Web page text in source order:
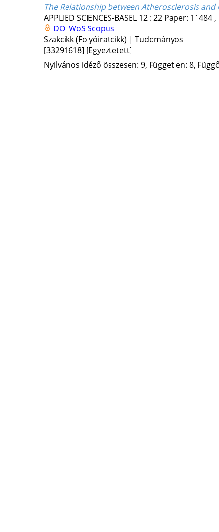
The Relationship between Atherosclerosis
APPLIED SCIENCES-BASEL 12: 22 Paper: 11484
DOI WoS Scopus
Szakcikk (Folyóiratcikk) | Tudományos
[33291618] [Egyeztetett]
Nyilvános idéző összesen: 9, Független: 8,